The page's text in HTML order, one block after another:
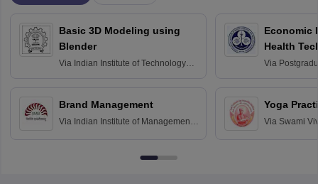
Basic 3D Modeling using
Blender
Via Indian Institute of Technology
Brand Management
Via Indian Institute of Management
Economic
Health
Via
Yoga
Via Swami